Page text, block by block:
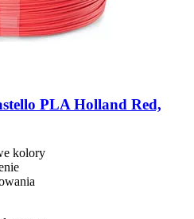
PLA Holland Red,
kolory